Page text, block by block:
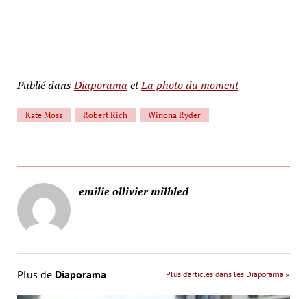
Publié dansDiaporama etLa photo du moment
Kate Moss Robert Rich Winona Ryder
emilie ollivier milbled
Plus de Diaporama Plus d’articles dans les Diaporama »